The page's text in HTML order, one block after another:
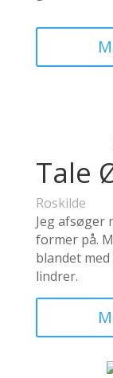
Tale
Roskilde
Jeg afsøger
former på.
blandet
lindrer.